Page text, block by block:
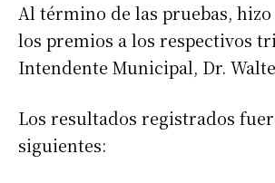
Al término de las pruebas,
los premios a los respectivos
Intendente Municipal, Dr.
Los resultados registrados
siguientes: